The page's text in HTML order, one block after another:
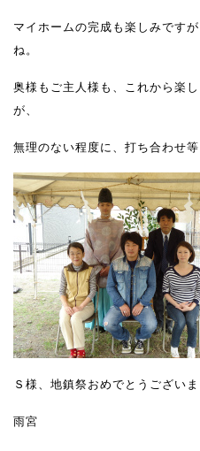
マイホームの完成も楽しみです
ね。
奥様もご主人様も、これから楽
が、
無理のない程度に、打ち合わせ
Ｓ様、地鎮祭おめでとうござい
雨宮